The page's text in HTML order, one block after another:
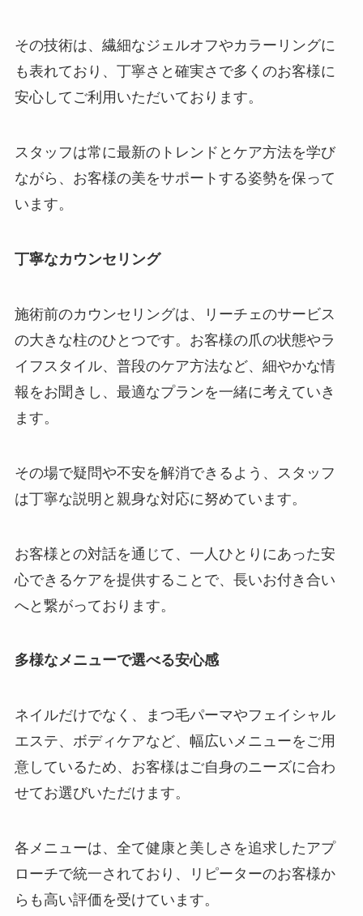
その技術は、繊細なジェルオフやカラーリングに
も表れており、丁寧さと確実さで多くのお客様に
安心してご利用いただいております。
スタッフは常に最新のトレンドとケア方法を学び
ながら、お客様の美をサポートする姿勢を保って
います。
丁寧なカウンセリング
施術前のカウンセリングは、リーチェのサービス
の大きな柱のひとつです。お客様の爪の状態やラ
イフスタイル、普段のケア方法など、細やかな情
報をお聞きし、最適なプランを一緒に考えていき
ます。
その場で疑問や不安を解消できるよう、スタッフ
は丁寧な説明と親身な対応に努めています。
お客様との対話を通じて、一人ひとりにあった安
心できるケアを提供することで、長いお付き合い
へと繋がっております。
多様なメニューで選べる安心感
ネイルだけでなく、まつ毛パーマやフェイシャル
エステ、ボディケアなど、幅広いメニューをご用
意しているため、お客様はご自身のニーズに合わ
せてお選びいただけます。
各メニューは、全て健康と美しさを追求したアプ
ローチで統一されており、リピーターのお客様か
らも高い評価を受けています。